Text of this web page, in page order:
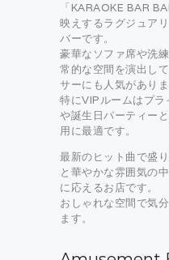
「KARAOKE BAR
映えするラグジュア
バーです。
豪華なソファ席や洗
常的な空間を演出し
サーにも人気がありま
特にVIPルームはプ
や誕生日パーティー
用に最適です。
最新のヒット曲で盛
と華やかな雰囲気の
に応えるお店です。
おしゃれな空間で気
ます。